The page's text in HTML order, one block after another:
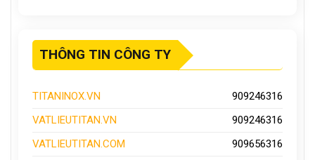
THÔNG TIN CÔNG TY
TITANINOX.VN
909246316
VATLIEUTITAN.VN
909246316
VATLIEUTITAN.COM
909656316